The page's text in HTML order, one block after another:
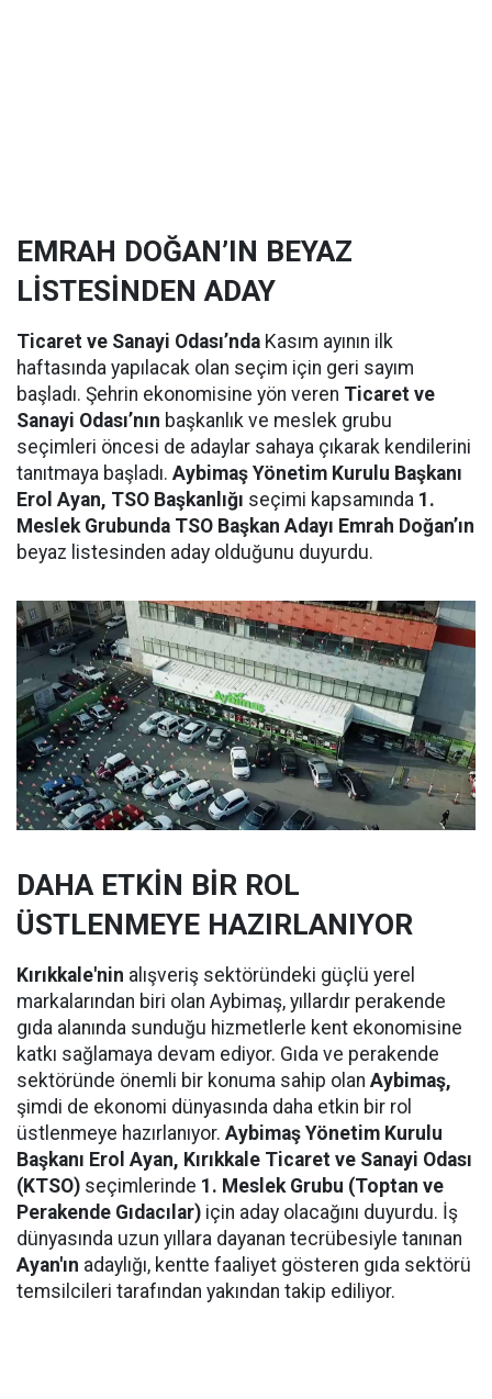
EMRAH DOĞAN’IN BEYAZ
LİSTESİNDEN ADAY
Ticaret ve Sanayi Odası’nda Kasım ayının ilk
haftasında yapılacak olan seçim için geri sayım
başladı. Şehrin ekonomisine yön veren Ticaret ve
Sanayi Odası’nın başkanlık ve meslek grubu
seçimleri öncesi de adaylar sahaya çıkarak kendilerini
tanıtmaya başladı. Aybimaş Yönetim Kurulu Başkanı
Erol Ayan, TSO Başkanlığı seçimi kapsamında 1.
Meslek Grubunda TSO Başkan Adayı Emrah Doğan’ın
beyaz listesinden aday olduğunu duyurdu.
DAHA ETKİN BİR ROL
ÜSTLENMEYE HAZIRLANIYOR
Kırıkkale'nin alışveriş sektöründeki güçlü yerel
markalarından biri olan Aybimaş, yıllardır perakende
gıda alanında sunduğu hizmetlerle kent ekonomisine
katkı sağlamaya devam ediyor. Gıda ve perakende
sektöründe önemli bir konuma sahip olan Aybimaş,
şimdi de ekonomi dünyasında daha etkin bir rol
üstlenmeye hazırlanıyor. Aybimaş Yönetim Kurulu
Başkanı Erol Ayan, Kırıkkale Ticaret ve Sanayi Odası
(KTSO) seçimlerinde 1. Meslek Grubu (Toptan ve
Perakende Gıdacılar) için aday olacağını duyurdu. İş
dünyasında uzun yıllara dayanan tecrübesiyle tanınan
Ayan'ın adaylığı, kentte faaliyet gösteren gıda sektörü
temsilcileri tarafından yakından takip ediliyor.